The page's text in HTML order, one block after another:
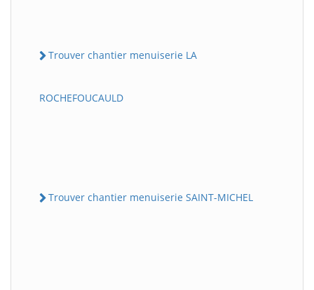
Trouver chantier menuiserie LA
ROCHEFOUCAULD
Trouver chantier menuiserie SAINT-MICHEL